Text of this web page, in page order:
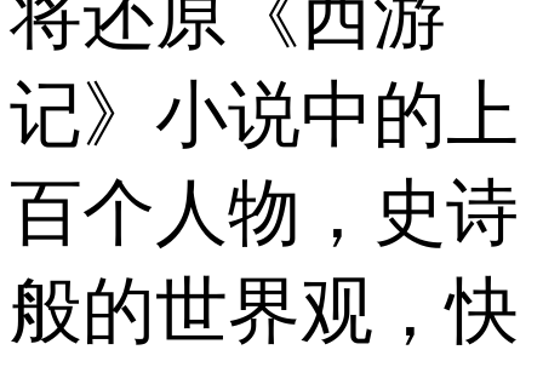
将还原《西游
记》小说中的上
百个人物，史诗
般的世界观，快